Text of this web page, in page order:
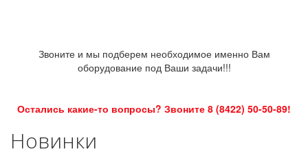
Звоните и мы подберем необходимое именно Вам
оборудование под Ваши задачи!!!
Остались какие-то вопросы? Звоните 8 (8422) 50-50-89!
Новинки